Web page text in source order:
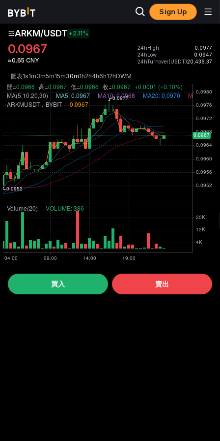
Sign Up
ARKM/USDT +2.11%
0.0967
≈0.65 CNY
24hHigh
0.0977
24hLow
0.0947
24hTurnover(USDT)20,436.37
圖表1s1m3m5m15m30m1h2h4h6h12hDWM
買入 賣出